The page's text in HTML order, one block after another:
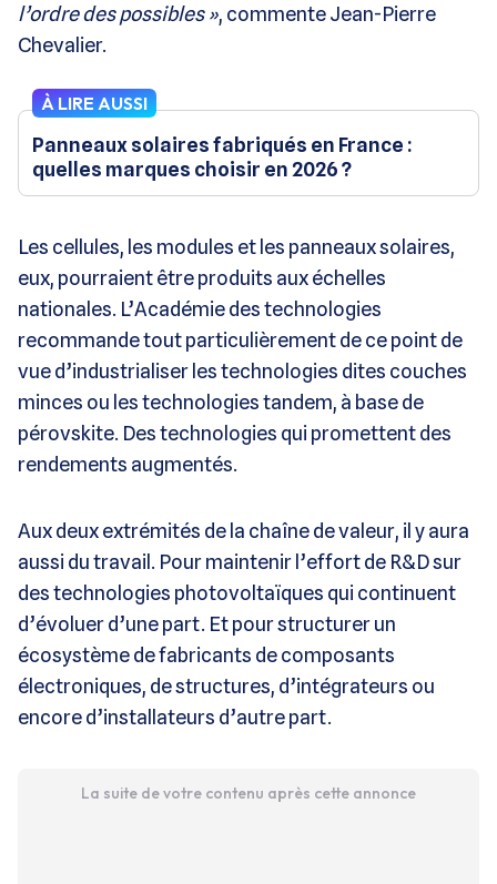
l’ordre des possibles », commente Jean-Pierre
Chevalier.
À LIRE AUSSI
Panneaux solaires fabriqués en France :
quelles marques choisir en 2026 ?
Les cellules, les modules et les panneaux solaires,
eux, pourraient être produits aux échelles
nationales. L’Académie des technologies
recommande tout particulièrement de ce point de
vue d’industrialiser les technologies dites couches
minces ou les technologies tandem, à base de
pérovskite. Des technologies qui promettent des
rendements augmentés.
Aux deux extrémités de la chaîne de valeur, il y aura
aussi du travail. Pour maintenir l’effort de R&D sur
des technologies photovoltaïques qui continuent
d’évoluer d’une part. Et pour structurer un
écosystème de fabricants de composants
électroniques, de structures, d’intégrateurs ou
encore d’installateurs d’autre part.
La suite de votre contenu après cette annonce